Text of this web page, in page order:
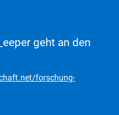
geht an den
forschung-